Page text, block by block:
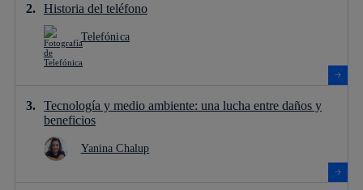
Historia del teléfono
Telefónica
Tecnología y medio ambiente: una lucha entre daños y
beneficios
Yanina Chalup